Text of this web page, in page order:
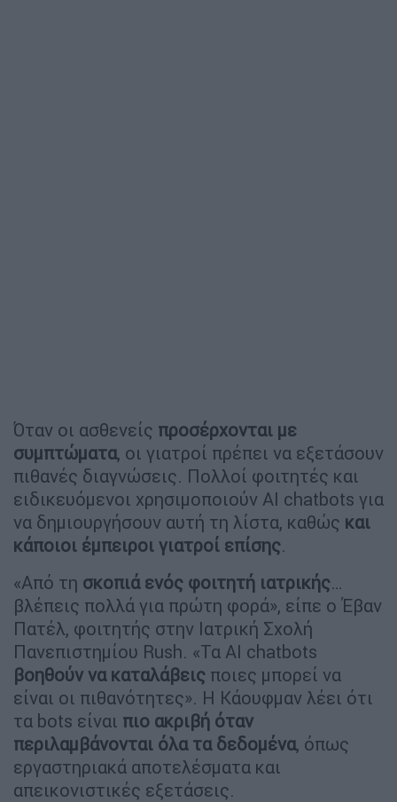
Όταν οι ασθενείς προσέρχονται με
συμπτώματα, οι γιατροί πρέπει να εξετάσουν
πιθανές διαγνώσεις. Πολλοί φοιτητές και
ειδικευόμενοι χρησιμοποιούν AI chatbots για
να δημιουργήσουν αυτή τη λίστα, καθώς και
κάποιοι έμπειροι γιατροί επίσης.
«Από τη σκοπιά ενός φοιτητή ιατρικής…
βλέπεις πολλά για πρώτη φορά», είπε ο Έβαν
Πατέλ, φοιτητής στην Ιατρική Σχολή
Πανεπιστημίου Rush. «Τα AI chatbots
βοηθούν να καταλάβεις ποιες μπορεί να
είναι οι πιθανότητες». Η Κάουφμαν λέει ότι
τα bots είναι πιο ακριβή όταν
περιλαμβάνονται όλα τα δεδομένα, όπως
εργαστηριακά αποτελέσματα και
απεικονιστικές εξετάσεις.